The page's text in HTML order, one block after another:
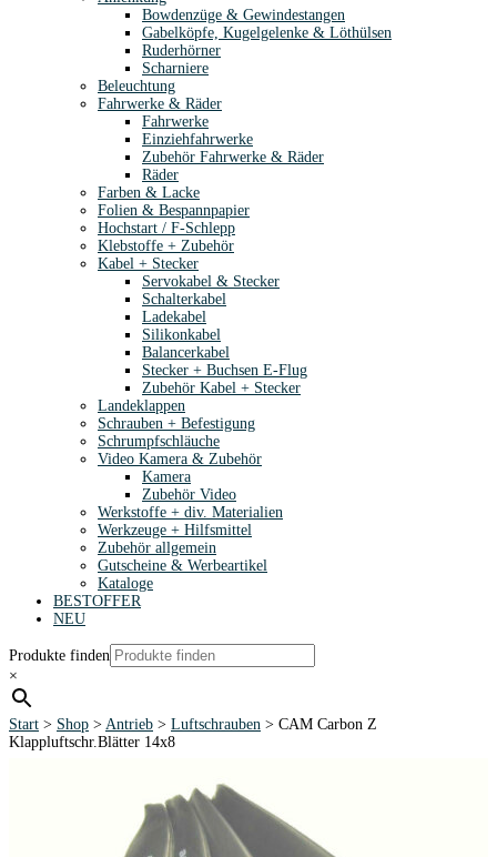
Bowdenzüge & Gewindestangen
Gabelköpfe, Kugelgelenke & Löthülsen
Ruderhörner
Scharniere
Beleuchtung
Fahrwerke & Räder
Fahrwerke
Einziehfahrwerke
Zubehör Fahrwerke & Räder
Räder
Farben & Lacke
Folien & Bespannpapier
Hochstart / F-Schlepp
Klebstoffe + Zubehör
Kabel + Stecker
Servokabel & Stecker
Schalterkabel
Ladekabel
Silikonkabel
Balancerkabel
Stecker + Buchsen E-Flug
Zubehör Kabel + Stecker
Landeklappen
Schrauben + Befestigung
Schrumpfschläuche
Video Kamera & Zubehör
Kamera
Zubehör Video
Werkstoffe + div. Materialien
Werkzeuge + Hilfsmittel
Zubehör allgemein
Gutscheine & Werbeartikel
Kataloge
BESTOFFER
NEU
Produkte finden
×
Start > Shop > Antrieb > Luftschrauben > CAM Carbon Z
Klappluftschr.Blätter 14x8